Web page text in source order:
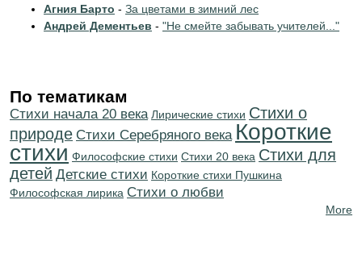
Агния Барто - За цветами в зимний лес
Андрей Дементьев - "Не смейте забывать учителей..."
По тематикам
Cтихи начала 20 века Лирические стихи Стихи о
природе Cтихи Серебряного века Короткие
стихи Философские стихи Стихи 20 века Стихи для
детей Детские стихи Короткие стихи Пушкина
Философская лирика Стихи о любви
More